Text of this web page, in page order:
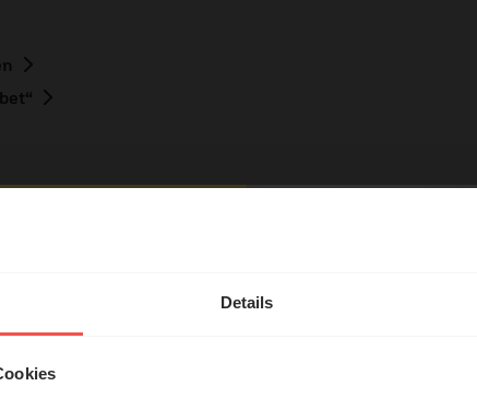
Details
mal!
unsere Hörerinnen
mit Gott ...